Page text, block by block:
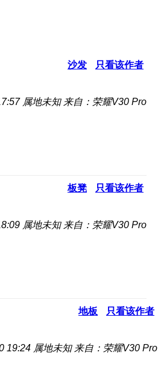
沙发 只看该作者
属地未知 来自：荣耀V30 Pro
板凳 只看该作者
属地未知 来自：荣耀V30 Pro
地板 只看该作者
19:24 属地未知 来自：荣耀V30 Pro